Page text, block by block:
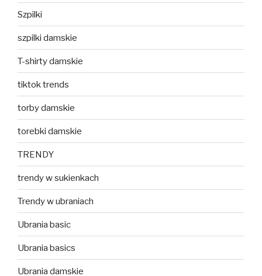
Szpilki
szpilki damskie
T-shirty damskie
tiktok trends
torby damskie
torebki damskie
TRENDY
trendy w sukienkach
Trendy w ubraniach
Ubrania basic
Ubrania basics
Ubrania damskie